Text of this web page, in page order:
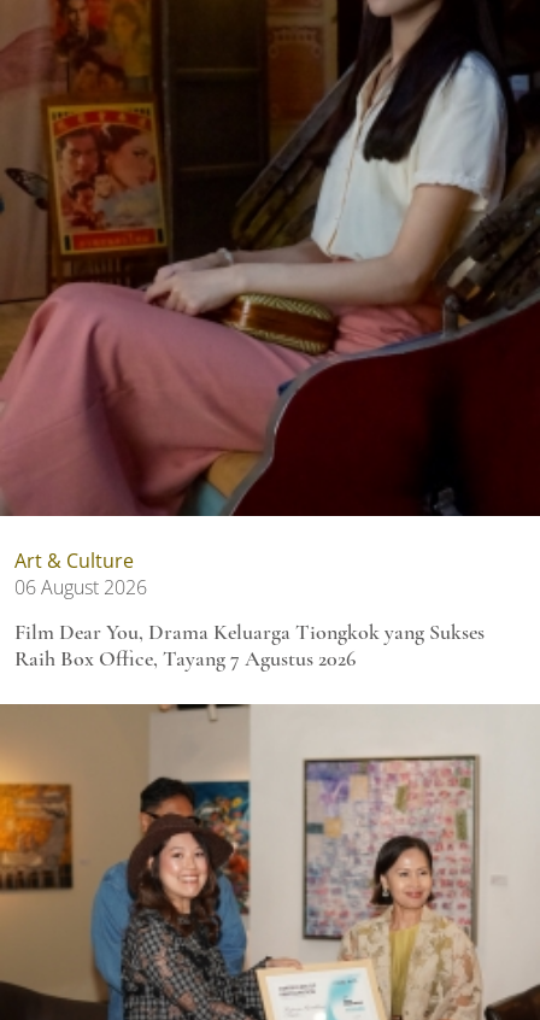
Art & Culture
06 August 2026
Film Dear You, Drama Keluarga Tiongkok yang Sukses
Raih Box Office, Tayang 7 Agustus 2026